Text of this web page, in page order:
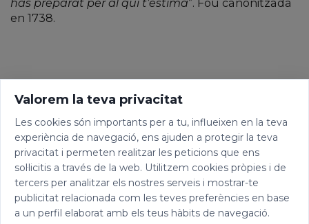
has preparat per al qui t’estima”. Fou canonitzada
en 1738.
Valorem la teva privacitat
Les cookies són importants per a tu, influeixen en la teva
experiència de navegació, ens ajuden a protegir la teva
privacitat i permeten realitzar les peticions que ens
sol·licitis a través de la web. Utilitzem cookies pròpies i de
tercers per analitzar els nostres serveis i mostrar-te
publicitat relacionada com les teves preferències en base
a un perfil elaborat amb els teus hàbits de navegació.